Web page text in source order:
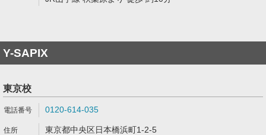
Y-SAPIX
東京校
0120-614-035
東京都中央区日本橋浜町1-2-5